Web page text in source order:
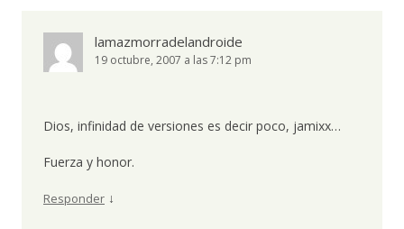
lamazmorradelandroide
19 octubre, 2007 a las 7:12 pm
Dios, infinidad de versiones es decir poco, jamixx…
Fuerza y honor.
Responder ↓